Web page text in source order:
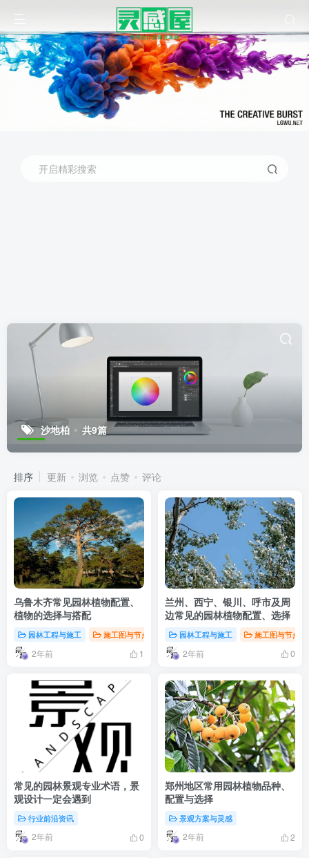
开启精彩搜索
沙地柏 共9篇
排序 更新 浏览 点赞 评论
乌鲁木齐常见园林植物配置、
植物的选择与搭配
园林工程与施工 施工图与节点详图 景观方案与灵感
2年前 1
兰州、西宁、银川、呼市及周
边常见的园林植物配置、选择
园林工程与施工 施工图与节点
2年前 0
常见的园林景观专业术语，景
观设计一定会遇到
行业前沿资讯
2年前 0
郑州地区常用园林植物品种、
配置与选择
景观方案与灵感
2年前 2